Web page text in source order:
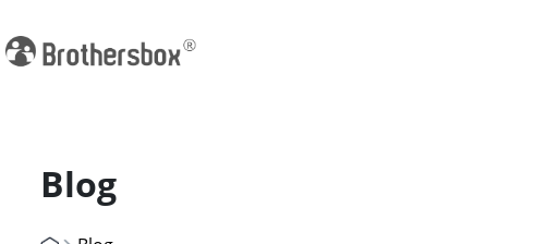
Blog